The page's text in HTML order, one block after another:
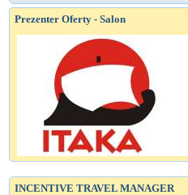
Prezenter Oferty - Salon
INCENTIVE TRAVEL MANAGER